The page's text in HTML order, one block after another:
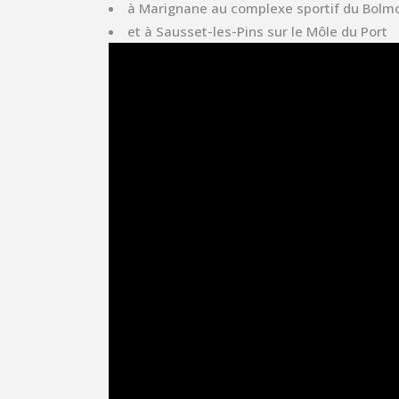
à Marignane au complexe sportif du
et à Sausset-les-Pins sur le Môle du Port